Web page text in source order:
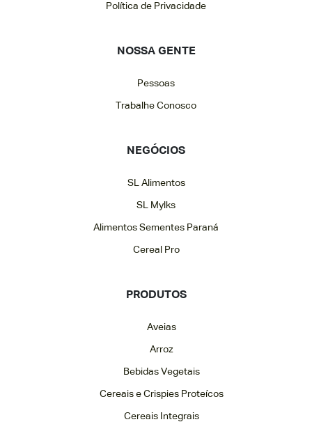
Política de Privacidade
NOSSA GENTE
Pessoas
Trabalhe Conosco
NEGÓCIOS
SL Alimentos
SL Mylks
Alimentos Sementes Paraná
Cereal Pro
PRODUTOS
Aveias
Arroz
Bebidas Vegetais
Cereais e Crispies Proteícos
Cereais Integrais